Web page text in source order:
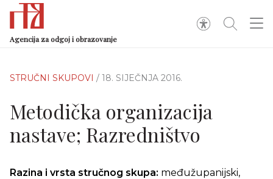
Agencija za odgoj i obrazovanje
STRUČNI SKUPOVI / 18. SIJEČNJA 2016.
Metodička organizacija
nastave; Razredništvo
Razina i vrsta stručnog skupa: međužupanijski,